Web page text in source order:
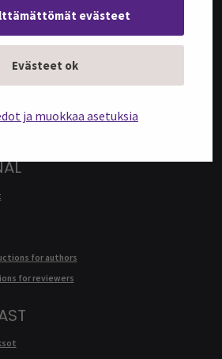
evästeet
Evästeet ok
ja muokkaa asetuksia
for authors
for reviewers